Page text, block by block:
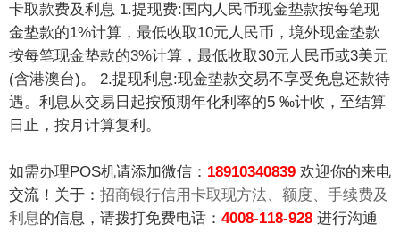
卡取款费及利息 1.提现费:国内人民币现金垫款按每笔现
金垫款的1%计算，最低收取10元人民币，境外现金垫款
按每笔现金垫款的3%计算，最低收取30元人民币或3美元
(含港澳台)。 2.提现利息:现金垫款交易不享受免息还款待
遇。利息从交易日起按预期年化利率的5 ‰计收，至结算
日止，按月计算复利。
如需办理POS机请添加微信： 18910340839 欢迎你的来电
交流！关于： 招商银行信用卡取现方法、额度、手续费及
利息的信息，请拨打免费电话： 4008-118-928 进行沟通